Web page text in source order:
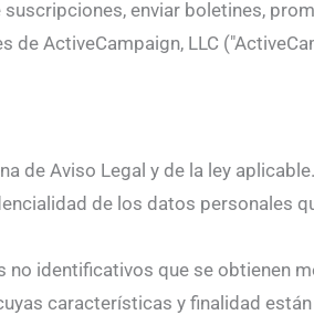
enviar boletines,
ActiveCampaign, LLC
de Aviso Legal y de la ley
de los datos personales
identificativos que se obtienen
características y finalidad